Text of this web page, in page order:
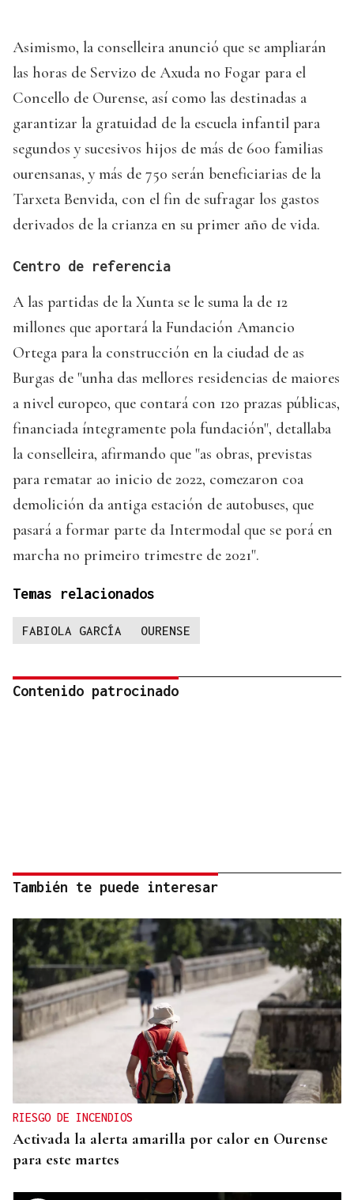
Asimismo, la conselleira anunció que se ampliarán
las horas de Servizo de Axuda no Fogar para el
Concello de Ourense, así como las destinadas a
garantizar la gratuidad de la escuela infantil para
segundos y sucesivos hijos de más de 600 familias
ourensanas, y más de 750 serán beneficiarias de la
Tarxeta Benvida, con el fin de sufragar los gastos
derivados de la crianza en su primer año de vida.
Centro de referencia
A las partidas de la Xunta se le suma la de 12
millones que aportará la Fundación Amancio
Ortega para la construcción en la ciudad de as
Burgas de "unha das mellores residencias de maiores
a nivel europeo, que contará con 120 prazas públicas,
financiada íntegramente pola fundación", detallaba
la conselleira, afirmando que "as obras, previstas
para rematar ao inicio de 2022, comezaron coa
demolición da antiga estación de autobuses, que
pasará a formar parte da Intermodal que se porá en
marcha no primeiro trimestre de 2021".
Temas relacionados
FABIOLA GARCÍA OURENSE
Contenido patrocinado
También te puede interesar
RIESGO DE INCENDIOS
Activada la alerta amarilla por calor en Ourense
para este martes